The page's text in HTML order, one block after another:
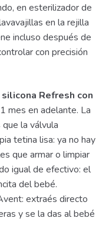
en esterilizador de
en la rejilla
incluso después de
con precisión
Refresh con
mes en adelante. La
la válvula
tetina lisa: ya no hay
que armar o limpiar
igual de efectivo: el
del bebé.
extraés directo
y se la das al bebé